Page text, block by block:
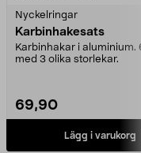
Nyckelringar
Karbinhakesats
Karbinhakar i aluminium.
med 3 olika storlekar.
69,90
Lägg i varukorg